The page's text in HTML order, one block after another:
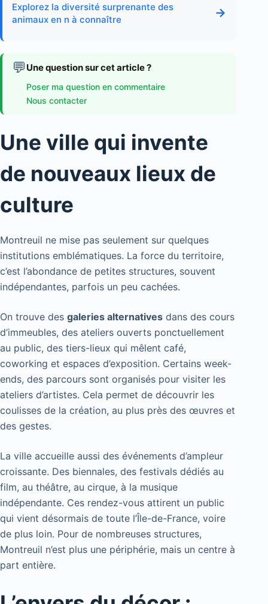
Explorez la diversité surprenante des
animaux en n à connaître
→
💬 Une question sur cet article ?
Poser ma question en commentaire
Nous contacter
Une ville qui invente
de nouveaux lieux de
culture
Montreuil ne mise pas seulement sur quelques
institutions emblématiques. La force du territoire,
c’est l’abondance de petites structures, souvent
indépendantes, parfois un peu cachées.
On trouve des galeries alternatives dans des cours
d’immeubles, des ateliers ouverts ponctuellement
au public, des tiers-lieux qui mêlent café,
coworking et espaces d’exposition. Certains week-
ends, des parcours sont organisés pour visiter les
ateliers d’artistes. Cela permet de découvrir les
coulisses de la création, au plus près des œuvres et
des gestes.
La ville accueille aussi des événements d’ampleur
croissante. Des biennales, des festivals dédiés au
film, au théâtre, au cirque, à la musique
indépendante. Ces rendez-vous attirent un public
qui vient désormais de toute l’Île-de-France, voire
de plus loin. Pour de nombreuses structures,
Montreuil n’est plus une périphérie, mais un centre à
part entière.